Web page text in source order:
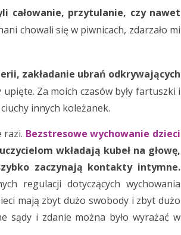
całowanie, przytulanie, czy nawet
chowali się w piwnicach, zdarzało mi
zakładanie ubrań odkrywających
upięte. Za moich czasów były fartuszki i
innych koleżanek.
razi. Bezstresowe wychowanie dzieci
wkładają kubeł na głowę,
zaczynają kontakty intymne.
regulacji dotyczących wychowania
mają zbyt dużo swobody i zbyt dużo
sądy i zdanie można było wyrażać w